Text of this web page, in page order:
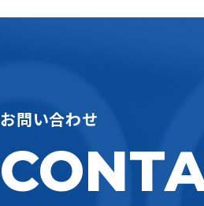
お問い合わせ